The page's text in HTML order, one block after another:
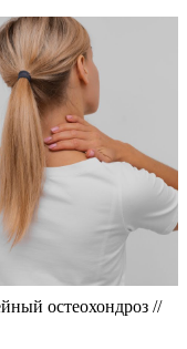
остеохондроз //